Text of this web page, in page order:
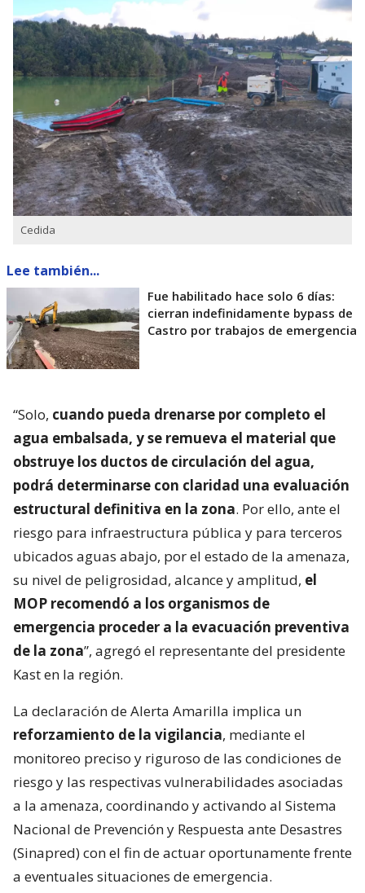
Cedida
Lee también...
Fue habilitado hace solo 6 días:
cierran indefinidamente bypass de
Castro por trabajos de emergencia
“Solo, cuando pueda drenarse por completo el
agua embalsada, y se remueva el material que
obstruye los ductos de circulación del agua,
podrá determinarse con claridad una evaluación
estructural definitiva en la zona. Por ello, ante el
riesgo para infraestructura pública y para terceros
ubicados aguas abajo, por el estado de la amenaza,
su nivel de peligrosidad, alcance y amplitud, el
MOP recomendó a los organismos de
emergencia proceder a la evacuación preventiva
de la zona”, agregó el representante del presidente
Kast en la región.
La declaración de Alerta Amarilla implica un
reforzamiento de la vigilancia, mediante el
monitoreo preciso y riguroso de las condiciones de
riesgo y las respectivas vulnerabilidades asociadas
a la amenaza, coordinando y activando al Sistema
Nacional de Prevención y Respuesta ante Desastres
(Sinapred) con el fin de actuar oportunamente frente
a eventuales situaciones de emergencia.